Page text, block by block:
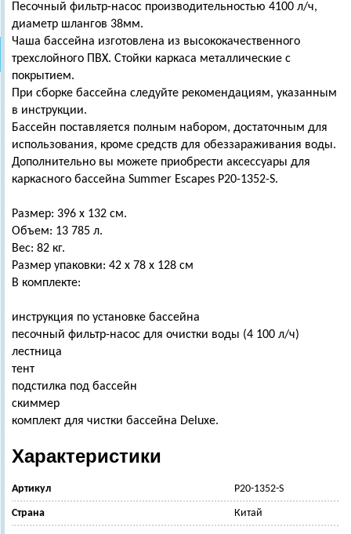
Песочный фильтр-насос производительностью 4100 л/ч,
диаметр шлангов 38мм.
Чаша бассейна изготовлена из высококачественного
трехслойного ПВХ. Стойки каркаса металлические с
покрытием.
При сборке бассейна следуйте рекомендациям, указанным
в инструкции.
Бассейн поставляется полным набором, достаточным для
использования, кроме средств для обеззараживания воды.
Дополнительно вы можете приобрести аксессуары для
каркасного бассейна Summer Escapes Р20-1352-S.
Размер: 396 х 132 см.
Объем: 13 785 л.
Вес: 82 кг.
Размер упаковки: 42 х 78 х 128 см
В комплекте:
инструкция по установке бассейна
песочный фильтр-насос для очистки воды (4 100 л/ч)
лестница
тент
подстилка под бассейн
скиммер
комплект для чистки бассейна Deluxe.
Характеристики
Артикул Р20-1352-S
Страна Китай